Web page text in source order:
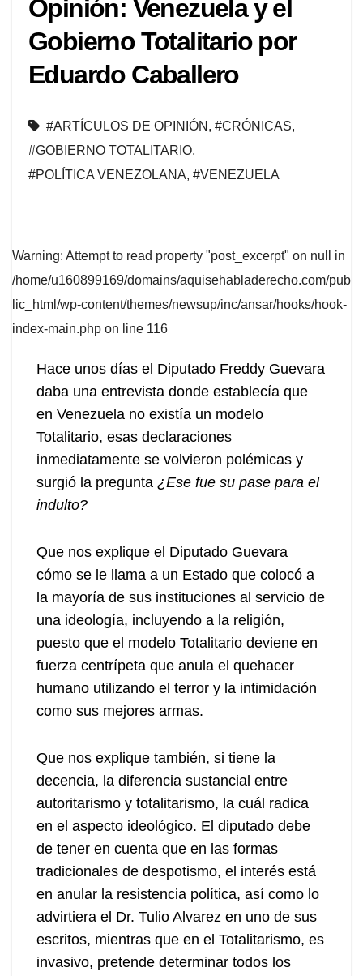
Opinión: Venezuela y el
Gobierno Totalitario por
Eduardo Caballero
#ARTÍCULOS DE OPINIÓN , #CRÓNICAS,
#GOBIERNO TOTALITARIO,
#POLÍTICA VENEZOLANA, #VENEZUELA
Warning: Attempt to read property "post_excerpt" on null in
/home/u160899169/domains/aquisehabladerecho.com/pub
lic_html/wp-content/themes/newsup/inc/ansar/hooks/hook-
index-main.php on line 116
Hace unos días el Diputado Freddy Guevara
daba una entrevista donde establecía que
en Venezuela no existía un modelo
Totalitario, esas declaraciones
inmediatamente se volvieron polémicas y
surgió la pregunta ¿Ese fue su pase para el
indulto?
Que nos explique el Diputado Guevara
cómo se le llama a un Estado que colocó a
la mayoría de sus instituciones al servicio de
una ideología, incluyendo a la religión,
puesto que el modelo Totalitario deviene en
fuerza centrípeta que anula el quehacer
humano utilizando el terror y la intimidación
como sus mejores armas.
Que nos explique también, si tiene la
decencia, la diferencia sustancial entre
autoritarismo y totalitarismo, la cuál radica
en el aspecto ideológico. El diputado debe
de tener en cuenta que en las formas
tradicionales de despotismo, el interés está
en anular la resistencia política, así como lo
advirtiera el Dr. Tulio Alvarez en uno de sus
escritos, mientras que en el Totalitarismo, es
invasivo, pretende determinar todos los